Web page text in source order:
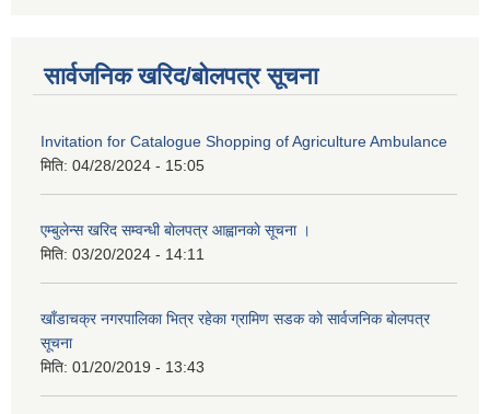
सार्वजनिक खरिद/बोलपत्र सूचना
Invitation for Catalogue Shopping of Agriculture Ambulance
मिति: 04/28/2024 - 15:05
एम्बुलेन्स खरिद सम्वन्धी बाेलपत्र आह्वानकाे सूचना ।
मिति: 03/20/2024 - 14:11
खाँडाचक्र नगरपालिका भित्र रहेका ग्रामिण सडक काे सार्वजनिक बाेलपत्र
सूचना
मिति: 01/20/2019 - 13:43